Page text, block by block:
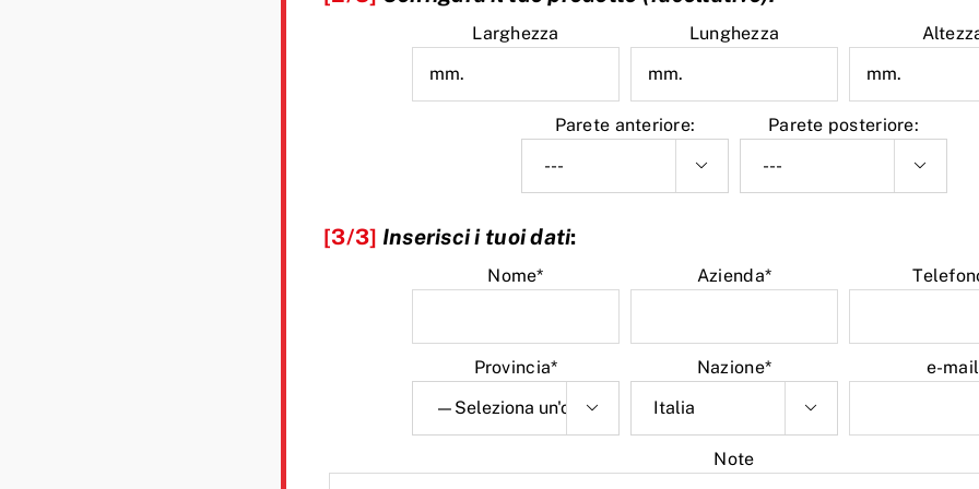
Larghezza Lunghezza
Parete anteriore:

Parete posteriore:

[3/3] Inserisci i tuoi dati:
Nome* Azienda*
Provincia*

Nazione*

e-mail
Note